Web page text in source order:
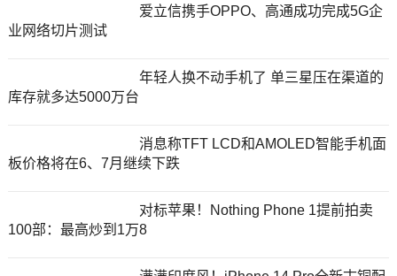
爱立信携手OPPO、高通成功完成5G企
业网络切片测试
年轻人换不动手机了 单三星压在渠道的
库存就多达5000万台
消息称TFT LCD和AMOLED智能手机面
板价格将在6、7月继续下跌
对标苹果！Nothing Phone 1提前拍卖
100部：最高炒到1万8